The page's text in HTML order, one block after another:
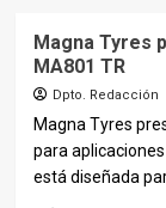
Magna Tyres
MA801 TR
Dpto. Redacción
Magna Tyres
para
está diseñada